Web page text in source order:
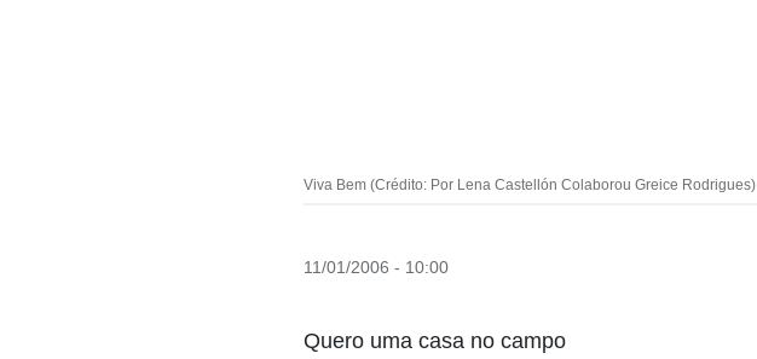
Viva Bem (Crédito: Por Lena Castellón Colaborou Greice Rodrigues)
11/01/2006 - 10:00
Quero uma casa no campo